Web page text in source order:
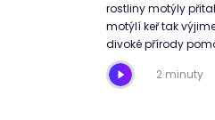
rostliny motýly
motýlí keř tak
divoké přírody
2 minuty